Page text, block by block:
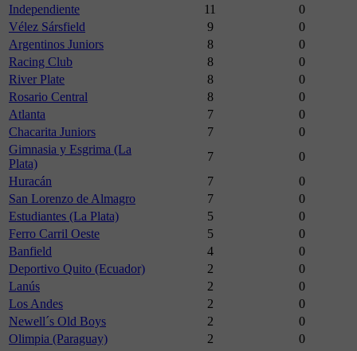
Independiente
11
0
Vélez Sársfield
9
0
Argentinos Juniors
8
0
Racing Club
8
0
River Plate
8
0
Rosario Central
8
0
Atlanta
7
0
Chacarita Juniors
7
0
Gimnasia y Esgrima (La
Plata)
7
0
Huracán
7
0
San Lorenzo de Almagro
7
0
Estudiantes (La Plata)
5
0
Ferro Carril Oeste
5
0
Banfield
4
0
Deportivo Quito (Ecuador)
2
0
Lanús
2
0
Los Andes
2
0
Newell´s Old Boys
2
0
Olimpia (Paraguay)
2
0